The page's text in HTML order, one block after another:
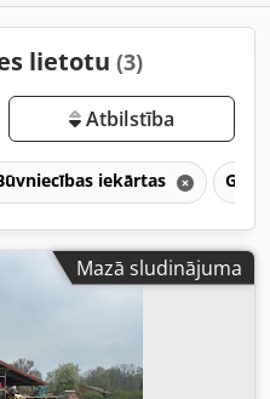
lietotu (3)
Atbilstība
iekārtas
Mazā sludinājuma